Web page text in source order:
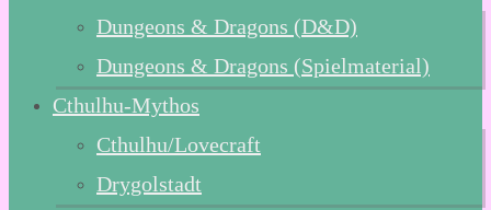
Dungeons & Dragons (D&D)
Dungeons & Dragons (Spielmaterial)
Cthulhu-Mythos
Cthulhu/Lovecraft
Drygolstadt